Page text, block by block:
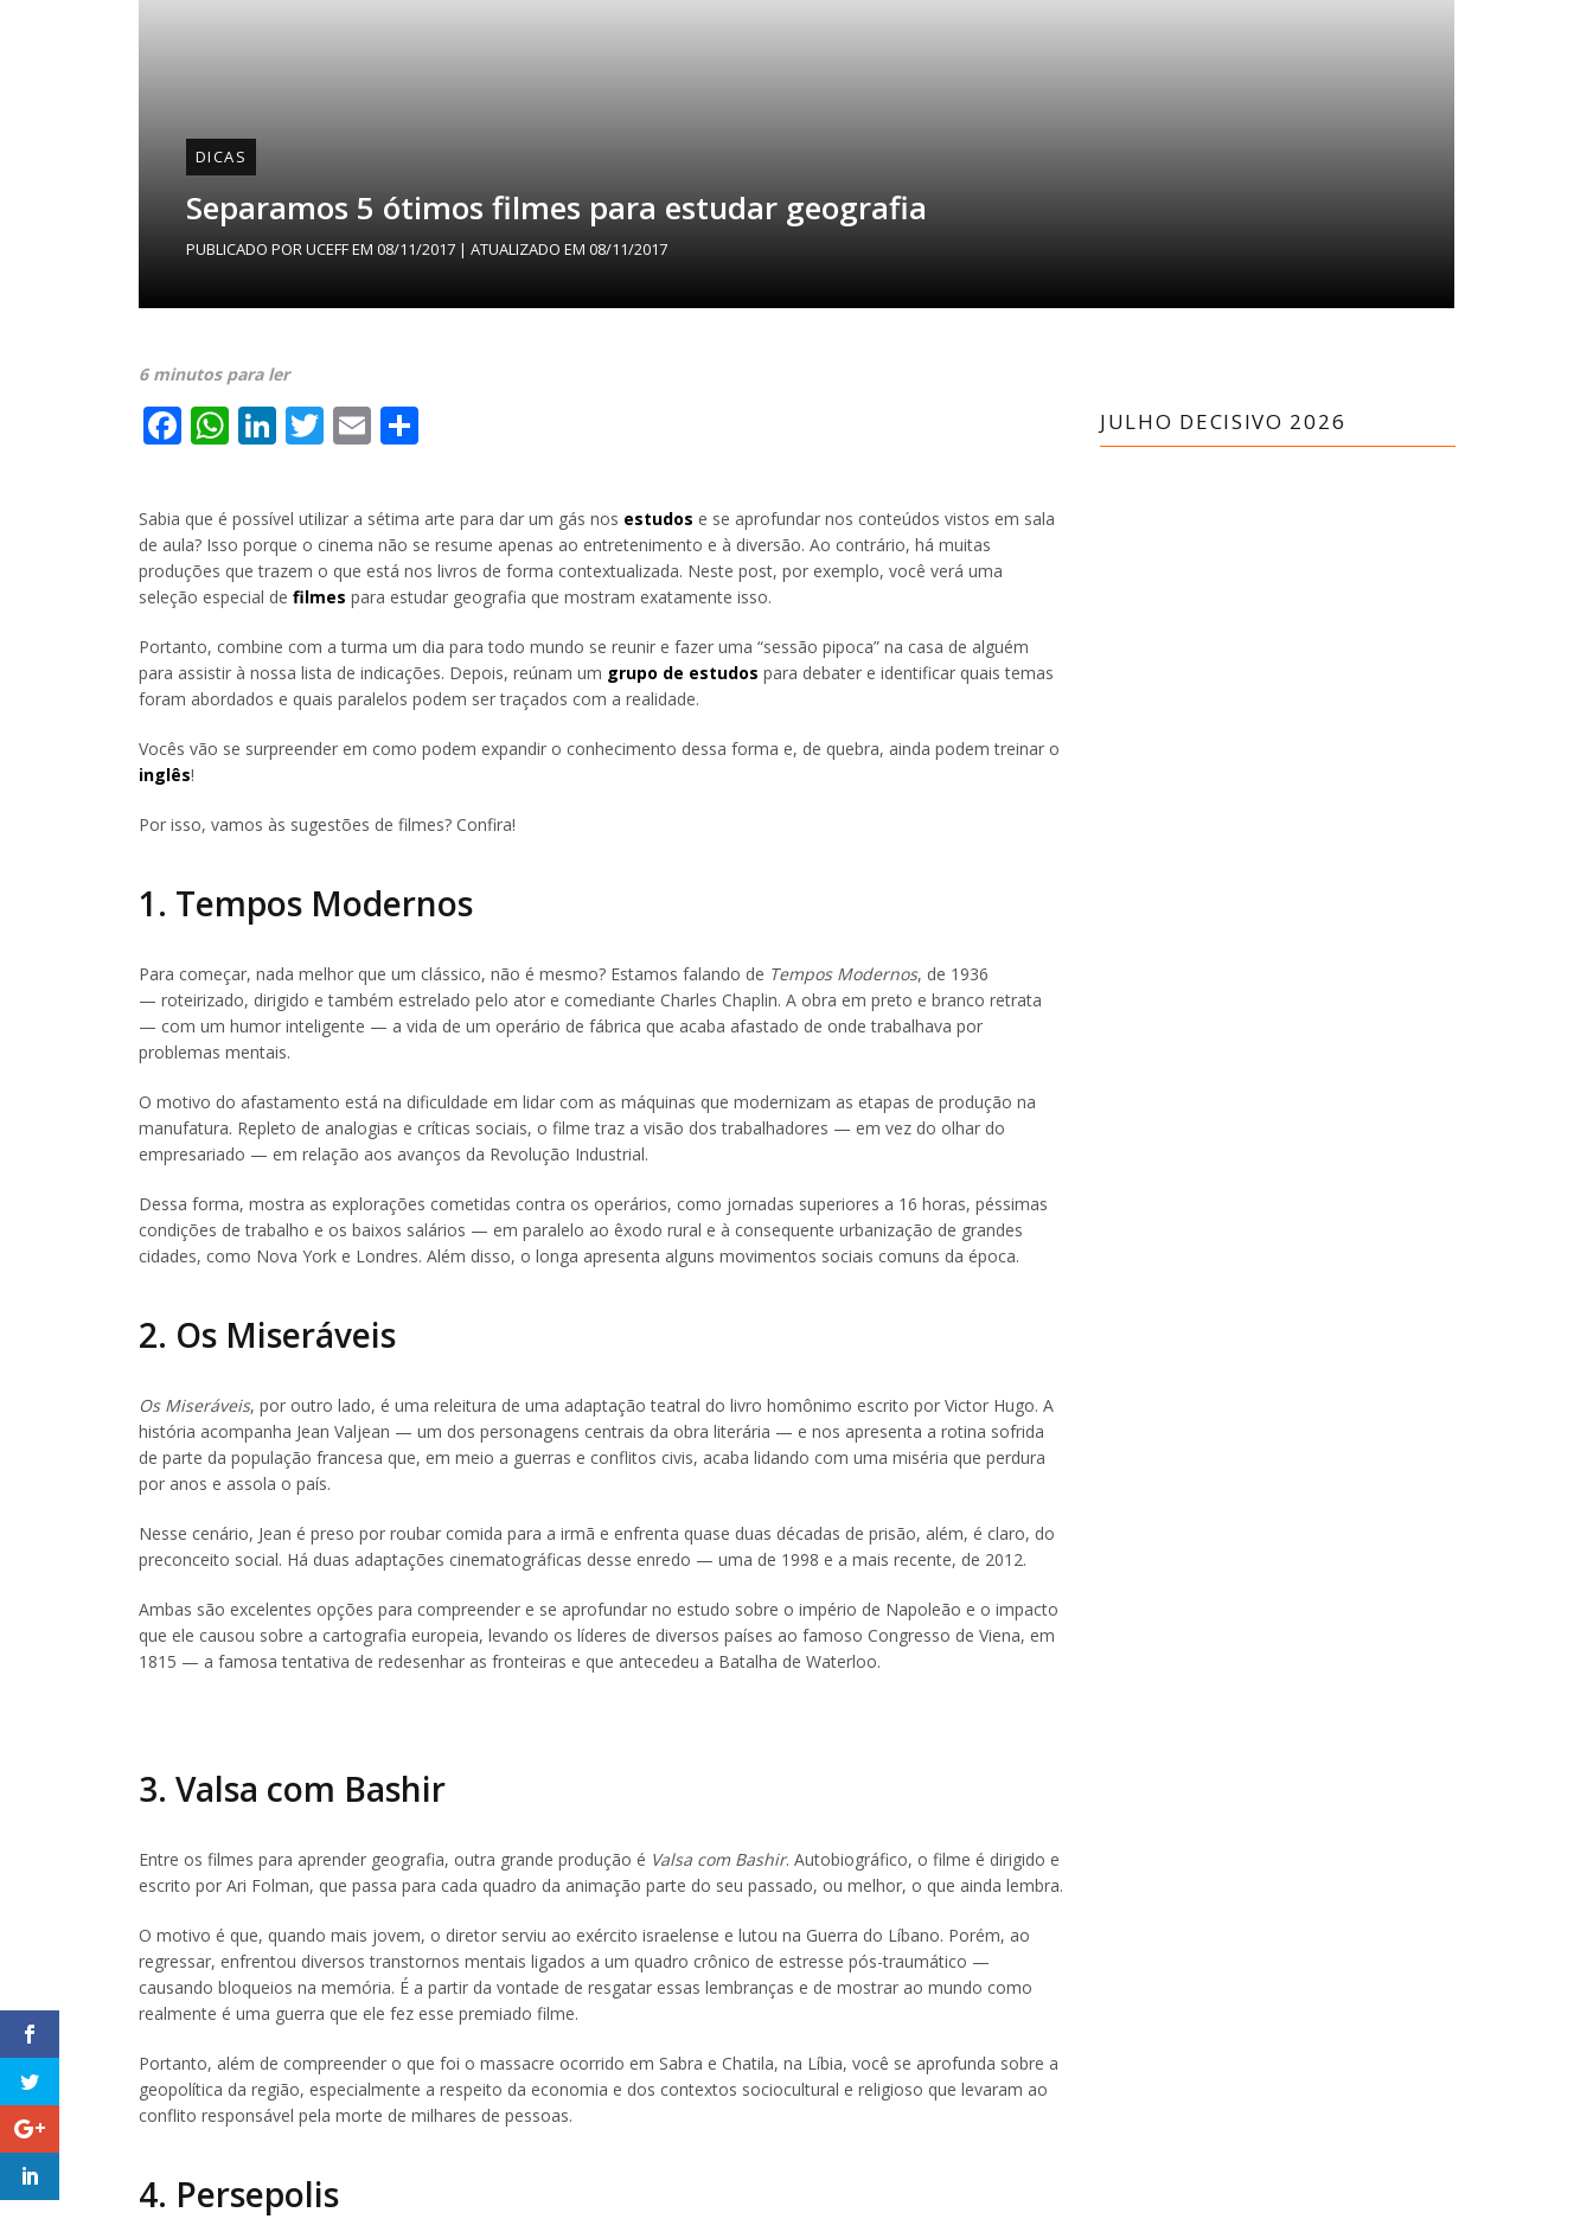
DICAS
Separamos 5 ótimos filmes para estudar geografia
PUBLICADO PORUCEFFEM 08/11/2017 | ATUALIZADO EM 08/11/2017
6 minutos para ler
Facebook
WhatsApp
LinkedIn
Twitter
Email
Sabia que é possível utilizar a sétima arte para dar um gás nos estudos e se aprofundar nos conteúdos vistos em sala
de aula? Isso porque o cinema não se resume apenas ao entretenimento e à diversão. Ao contrário, há muitas
produções que trazem o que está nos livros de forma contextualizada. Neste post, por exemplo, você verá uma
seleção especial de filmes para estudar geografia que mostram exatamente isso.
Portanto, combine com a turma um dia para todo mundo se reunir e fazer uma “sessão pipoca” na casa de alguém
para assistir à nossa lista de indicações. Depois, reúnam um grupo de estudos para debater e identificar quais temas
foram abordados e quais paralelos podem ser traçados com a realidade.
Vocês vão se surpreender em como podem expandir o conhecimento dessa forma e, de quebra, ainda podem treinar o
inglês!
Por isso, vamos às sugestões de filmes? Confira!
1. Tempos Modernos
Para começar, nada melhor que um clássico, não é mesmo? Estamos falando de Tempos Modernos, de 1936
— roteirizado, dirigido e também estrelado pelo ator e comediante Charles Chaplin. A obra em preto e branco retrata
— com um humor inteligente — a vida de um operário de fábrica que acaba afastado de onde trabalhava por
problemas mentais.
O motivo do afastamento está na dificuldade em lidar com as máquinas que modernizam as etapas de produção na
manufatura. Repleto de analogias e críticas sociais, o filme traz a visão dos trabalhadores — em vez do olhar do
empresariado — em relação aos avanços da Revolução Industrial.
Dessa forma, mostra as explorações cometidas contra os operários, como jornadas superiores a 16 horas, péssimas
condições de trabalho e os baixos salários — em paralelo ao êxodo rural e à consequente urbanização de grandes
cidades, como Nova York e Londres. Além disso, o longa apresenta alguns movimentos sociais comuns da época.
2. Os Miseráveis
Os Miseráveis, por outro lado, é uma releitura de uma adaptação teatral do livro homônimo escrito por Victor Hugo. A
história acompanha Jean Valjean — um dos personagens centrais da obra literária — e nos apresenta a rotina sofrida
de parte da população francesa que, em meio a guerras e conflitos civis, acaba lidando com uma miséria que perdura
por anos e assola o país.
Nesse cenário, Jean é preso por roubar comida para a irmã e enfrenta quase duas décadas de prisão, além, é claro, do
preconceito social. Há duas adaptações cinematográficas desse enredo — uma de 1998 e a mais recente, de 2012.
Ambas são excelentes opções para compreender e se aprofundar no estudo sobre o império de Napoleão e o impacto
que ele causou sobre a cartografia europeia, levando os líderes de diversos países ao famoso Congresso de Viena, em
1815 — a famosa tentativa de redesenhar as fronteiras e que antecedeu a Batalha de Waterloo.
3. Valsa com Bashir
Entre os filmes para aprender geografia, outra grande produção é Valsa com Bashir. Autobiográfico, o filme é dirigido e
escrito por Ari Folman, que passa para cada quadro da animação parte do seu passado, ou melhor, o que ainda lembra.
O motivo é que, quando mais jovem, o diretor serviu ao exército israelense e lutou na Guerra do Líbano. Porém, ao
regressar, enfrentou diversos transtornos mentais ligados a um quadro crônico de estresse pós-traumático —
causando bloqueios na memória. É a partir da vontade de resgatar essas lembranças e de mostrar ao mundo como
realmente é uma guerra que ele fez esse premiado filme.
Portanto, além de compreender o que foi o massacre ocorrido em Sabra e Chatila, na Líbia, você se aprofunda sobre a
geopolítica da região, especialmente a respeito da economia e dos contextos sociocultural e religioso que levaram ao
conflito responsável pela morte de milhares de pessoas.
4. Persepolis
JULHO DECISIVO 2026